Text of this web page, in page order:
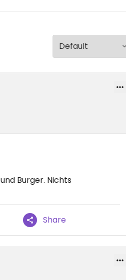
Burger. Nichts
Share